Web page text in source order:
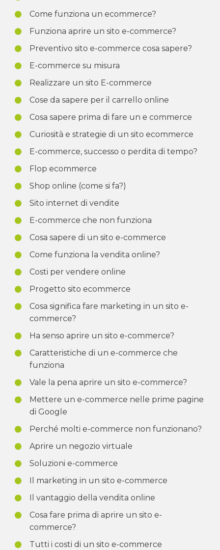
Come funziona un ecommerce?
Funziona aprire un sito e-commerce?
Preventivo sito e-commerce cosa sapere?
E-commerce su misura
Realizzare un sito E-commerce
Cose da sapere per il carrello online
Cosa sapere prima di fare un e commerce
Curiosità e strategie di un sito ecommerce
E-commerce, successo o perdita di tempo?
Flop ecommerce
Shop online (come si fa?)
Sito internet di vendite
E-commerce che non funziona
Cosa sapere di un sito e-commerce
Come funziona la vendita online?
Costi per vendere online
Progetto sito ecommerce
Cosa significa fare marketing in un sito e-
commerce?
Ha senso aprire un sito e-commerce?
Caratteristiche di un e-commerce che
funziona
Vale la pena aprire un sito e-commerce?
Mettere un e-commerce nelle prime pagine
di Google
Perché molti e-commerce non funzionano?
Aprire un negozio virtuale
Soluzioni e-commerce
Il marketing in un sito e-commerce
Il vantaggio della vendita online
Cosa fare prima di aprire un sito e-
commerce?
Tutti i costi di un sito e-commerce